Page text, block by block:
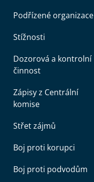
Podřízené organizace
Stížnosti
Dozorová a kontrolní
činnost
Zápisy z Centrální
komise
Střet zájmů
Boj proti korupci
Boj proti podvodům